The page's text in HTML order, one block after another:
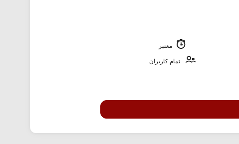
معتبر
تمام کاربران